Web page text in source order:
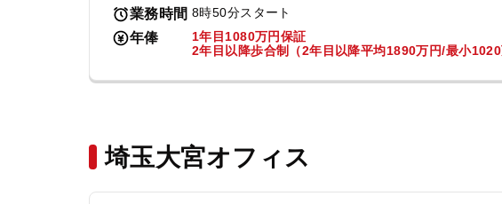
業務時間 8時50分スタート
年俸
1年目1080万円保証
2年目以降歩合制（2年目以降平均1890万円/最小1020
埼玉大宮オフィス